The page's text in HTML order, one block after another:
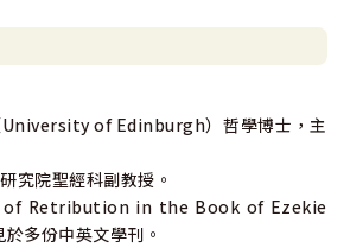
University of Edinburgh）哲學博士，主
究院聖經科副教授。
of Retribution in the Book of Ezekie
多份中英文學刊。